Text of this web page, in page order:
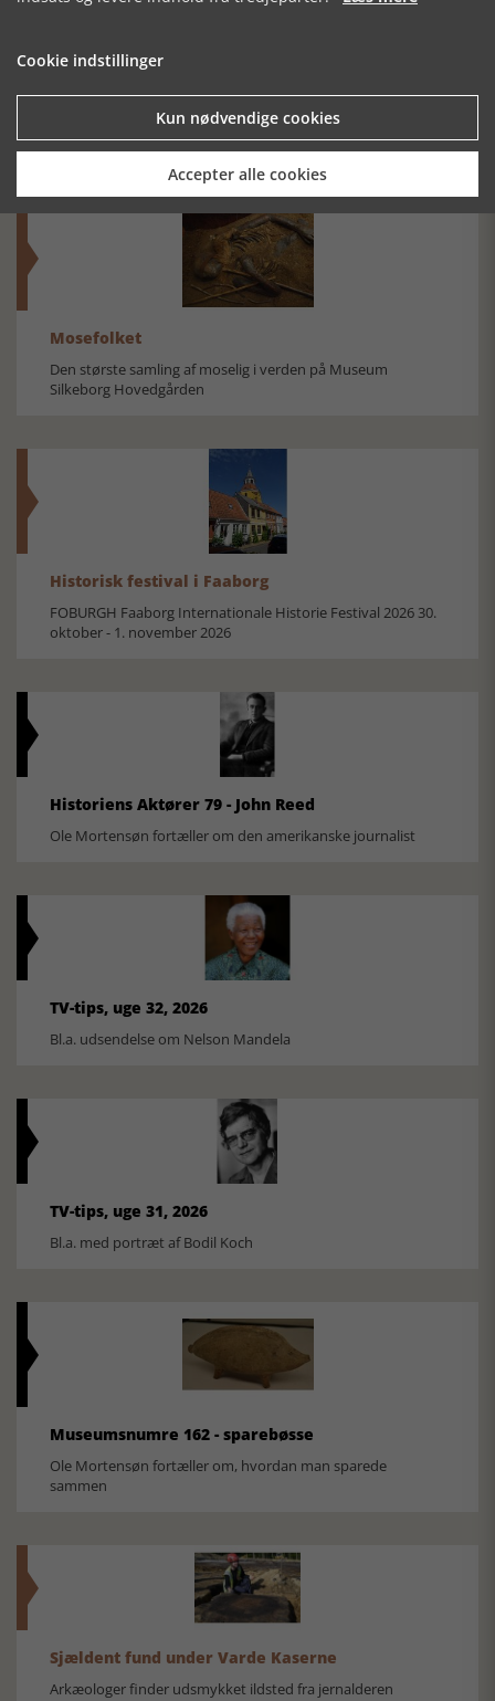
UNIONEN
Mosefolket
Den største samling af moselig i verden på Museum
Silkeborg Hovedgården
Historisk festival i Faaborg
FOBURGH Faaborg Internationale Historie Festival 2026 30.
oktober - 1. november 2026
Historiens Aktører 79 - John Reed
Ole Mortensøn fortæller om den amerikanske journalist
TV-tips, uge 32, 2026
Bl.a. udsendelse om Nelson Mandela
TV-tips, uge 31, 2026
Bl.a. med portræt af Bodil Koch
Museumsnumre 162 - sparebøsse
Ole Mortensøn fortæller om, hvordan man sparede
sammen
Sjældent fund under Varde Kaserne
Arkæologer finder udsmykket ildsted fra jernalderen
Cookie indstillinger
Kun nødvendige cookies
Accepter alle cookies